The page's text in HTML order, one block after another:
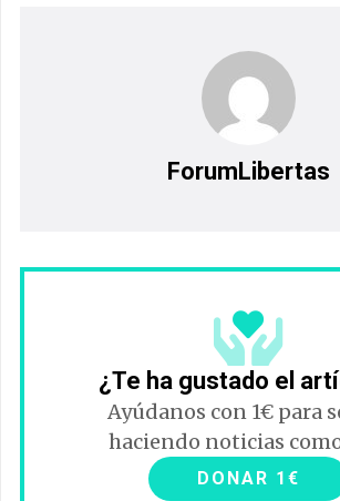
ForumLibertas
¿Te ha gustado el
Ayúdanos con 1€ para
haciendo noticias
DONAR 1€